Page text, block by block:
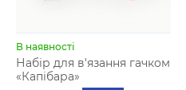
В наявності
Набір для в'язання гачком
«Капібара»